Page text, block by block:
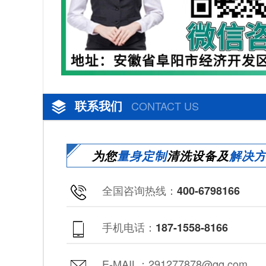
联系我们 CONTACT US
为您量身定制清洗设备及解决
全国咨询热线： 400-6798166
手机电话： 187-1558-8166